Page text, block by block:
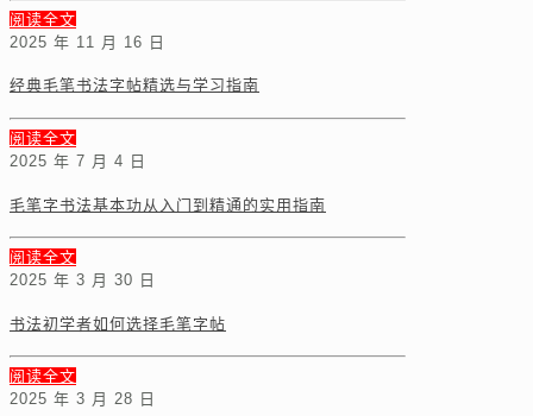
阅读全文
2025 年 11 月 16 日
经典毛笔书法字帖精选与学习指南
阅读全文
2025 年 7 月 4 日
毛笔字书法基本功从入门到精通的实用指南
阅读全文
2025 年 3 月 30 日
书法初学者如何选择毛笔字帖
阅读全文
2025 年 3 月 28 日